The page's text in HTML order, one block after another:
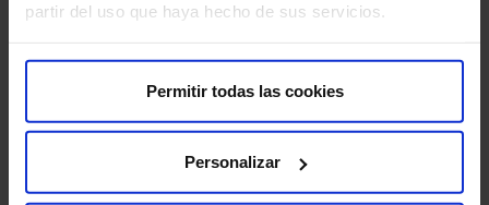
partir del uso que haya hecho de sus servicios.
Permitir todas las cookies
Personalizar
Excel·lència en qualitat​
Sostenibilitat​